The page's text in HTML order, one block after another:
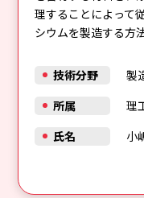
理することによって
シウムを製造する方
技術分野
製
所属
理
氏名
小